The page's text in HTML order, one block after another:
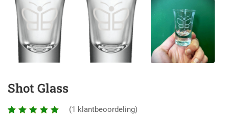
Shot Glass
Waardering
1 (1 klantbeoordeling)